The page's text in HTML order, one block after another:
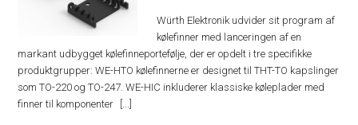
Würth Elektronik udvider sit program af
kølefinner med lanceringen af en
markant udbygget kølefinneportefølje, der er opdelt i tre specifikke
produktgrupper: WE-HTO kølefinnerne er designet til THT-TO kapslinger
som TO-220 og TO-247. WE-HIC inkluderer klassiske køleplader med
finner til komponenter